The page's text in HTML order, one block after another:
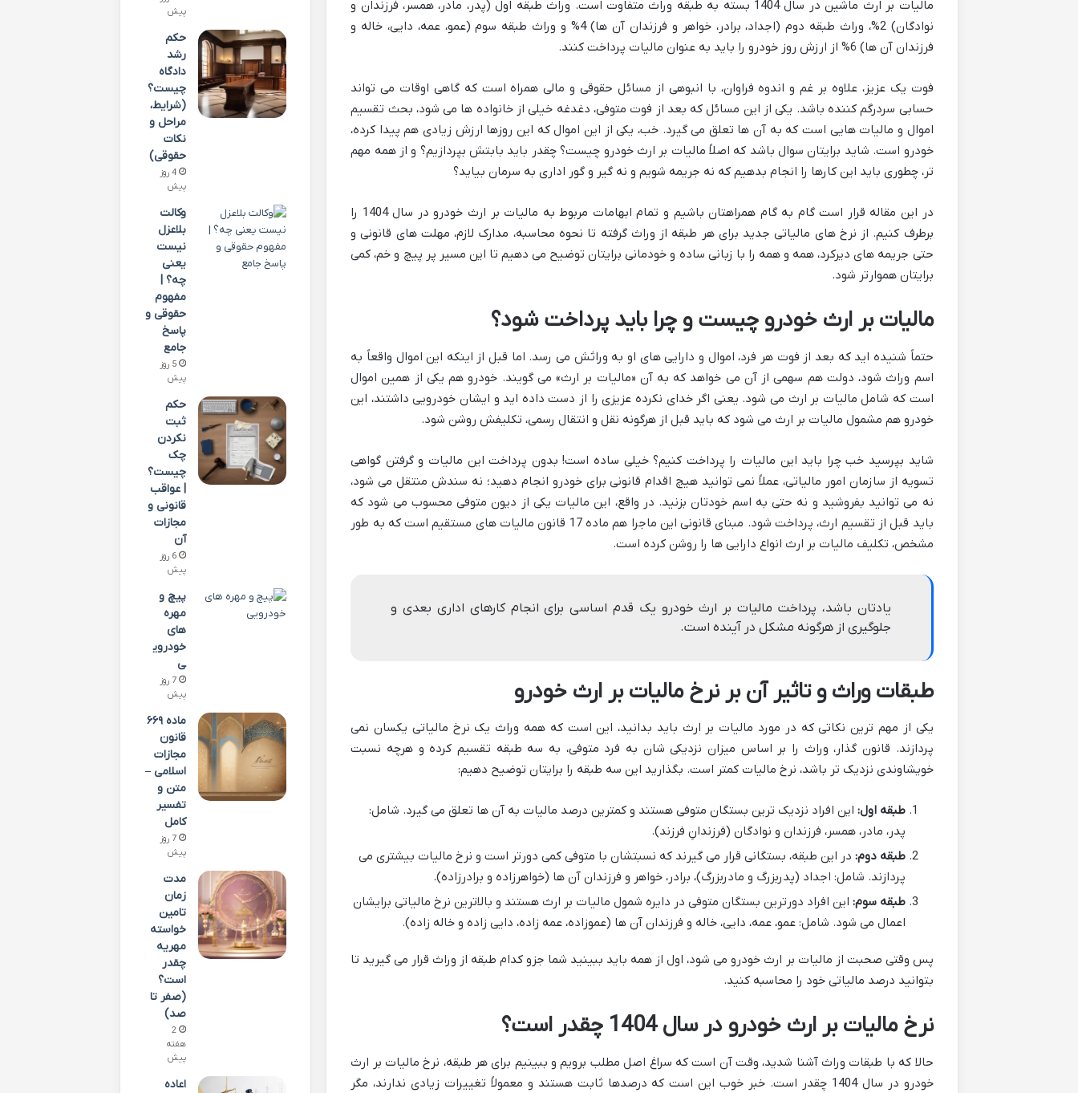
مالیات بر ارث ماشین در سال 1404 بسته به طبقه وراث متفاوت است. وراث طبقه اول (پدر، مادر، همسر، فرزندان و
نوادگان) 2%، وراث طبقه دوم (اجداد، برادر، خواهر و فرزندان آن ها) 4% و وراث طبقه سوم (عمو، عمه، دایی، خاله و
فرزندان آن ها) 6% از ارزش روز خودرو را باید به عنوان مالیات پرداخت کنند.
فوت یک عزیز، علاوه بر غم و اندوه فراوان، با انبوهی از مسائل حقوقی و مالی همراه است که گاهی اوقات می تواند
حسابی سردرگم کننده باشد. یکی از این مسائل که بعد از فوت متوفی، دغدغه خیلی از خانواده ها می شود، بحث تقسیم
اموال و مالیات هایی است که به آن ها تعلق می گیرد. خب، یکی از این اموال که این روزها ارزش زیادی هم پیدا کرده،
خودرو است. شاید برایتان سوال باشد که اصلاً مالیات بر ارث خودرو چیست؟ چقدر باید بابتش بپردازیم؟ و از همه مهم
تر، چطوری باید این کارها را انجام بدهیم که نه جریمه شویم و نه گیر و گور اداری به سرمان بیاید؟
در این مقاله قرار است گام به گام همراهتان باشیم و تمام ابهامات مربوط به مالیات بر ارث خودرو در سال 1404 را
برطرف کنیم. از نرخ های مالیاتی جدید برای هر طبقه از وراث گرفته تا نحوه محاسبه، مدارک لازم، مهلت های قانونی و
حتی جریمه های دیرکرد، همه و همه را با زبانی ساده و خودمانی برایتان توضیح می دهیم تا این مسیر پر پیچ و خم، کمی
برایتان هموارتر شود.
مالیات بر ارث خودرو چیست و چرا باید پرداخت شود؟
حتماً شنیده اید که بعد از فوت هر فرد، اموال و دارایی های او به وراثش می رسد. اما قبل از اینکه این اموال واقعاً به
اسم وراث شود، دولت هم سهمی از آن می خواهد که به آن «مالیات بر ارث» می گویند. خودرو هم یکی از همین اموال
است که شامل مالیات بر ارث می شود. یعنی اگر خدای نکرده عزیزی را از دست داده اید و ایشان خودرویی داشتند، این
خودرو هم مشمول مالیات بر ارث می شود که باید قبل از هرگونه نقل و انتقال رسمی، تکلیفش روشن شود.
شاید بپرسید خب چرا باید این مالیات را پرداخت کنیم؟ خیلی ساده است! بدون پرداخت این مالیات و گرفتن گواهی
تسویه از سازمان امور مالیاتی، عملاً نمی توانید هیچ اقدام قانونی برای خودرو انجام دهید؛ نه سندش منتقل می شود،
نه می توانید بفروشید و نه حتی به اسم خودتان بزنید. در واقع، این مالیات یکی از دیون متوفی محسوب می شود که
باید قبل از تقسیم ارث، پرداخت شود. مبنای قانونی این ماجرا هم ماده 17 قانون مالیات های مستقیم است که به طور
مشخص، تکلیف مالیات بر ارث انواع دارایی ها را روشن کرده است.
یادتان باشد، پرداخت مالیات بر ارث خودرو یک قدم اساسی برای انجام کارهای اداری بعدی و
جلوگیری از هرگونه مشکل در آینده است.
طبقات وراث و تاثیر آن بر نرخ مالیات بر ارث خودرو
یکی از مهم ترین نکاتی که در مورد مالیات بر ارث باید بدانید، این است که همه وراث یک نرخ مالیاتی یکسان نمی
پردازند. قانون گذار، وراث را بر اساس میزان نزدیکی شان به فرد متوفی، به سه طبقه تقسیم کرده و هرچه نسبت
خویشاوندی نزدیک تر باشد، نرخ مالیات کمتر است. بگذارید این سه طبقه را برایتان توضیح دهیم:
طبقه اول: این افراد نزدیک ترین بستگان متوفی هستند و کمترین درصد مالیات به آن ها تعلق می گیرد. شامل:
پدر، مادر، همسر، فرزندان و نوادگان (فرزندانِ فرزند).
طبقه دوم: در این طبقه، بستگانی قرار می گیرند که نسبتشان با متوفی کمی دورتر است و نرخ مالیات بیشتری می
پردازند. شامل: اجداد (پدربزرگ و مادربزرگ)، برادر، خواهر و فرزندان آن ها (خواهرزاده و برادرزاده).
طبقه سوم: این افراد دورترین بستگان متوفی در دایره شمول مالیات بر ارث هستند و بالاترین نرخ مالیاتی برایشان
اعمال می شود. شامل: عمو، عمه، دایی، خاله و فرزندان آن ها (عموزاده، عمه زاده، دایی زاده و خاله زاده).
پس وقتی صحبت از مالیات بر ارث خودرو می شود، اول از همه باید ببینید شما جزو کدام طبقه از وراث قرار می گیرید تا
بتوانید درصد مالیاتی خود را محاسبه کنید.
نرخ مالیات بر ارث خودرو در سال 1404 چقدر است؟
حالا که با طبقات وراث آشنا شدید، وقت آن است که سراغ اصل مطلب برویم و ببینیم برای هر طبقه، نرخ مالیات بر ارث
خودرو در سال 1404 چقدر است. خبر خوب این است که درصدها ثابت هستند و معمولاً تغییرات زیادی ندارند، مگر
پیش
حکم
رشد
دادگاه
چیست؟
(شرایط،
مراحل و
نکات
حقوقی)
4 روز
پیش
وکالت
بلاعزل
نیست
یعنی
چه؟ |
مفهوم
حقوقی و
پاسخ
جامع
5 روز
پیش
حکم
ثبت
نکردن
چک
چیست؟
| عواقب
قانونی و
مجازات
آن
6 روز
پیش
پیچ و
مهره
های
خودروی
ی
7 روز
پیش
ماده ۶۶۹
قانون
مجازات
اسلامی –
متن و
تفسیر
کامل
7 روز
پیش
مدت
زمان
تامین
خواسته
مهریه
چقدر
است؟
(صفر تا
صد)
2
هفته
پیش
اعاده